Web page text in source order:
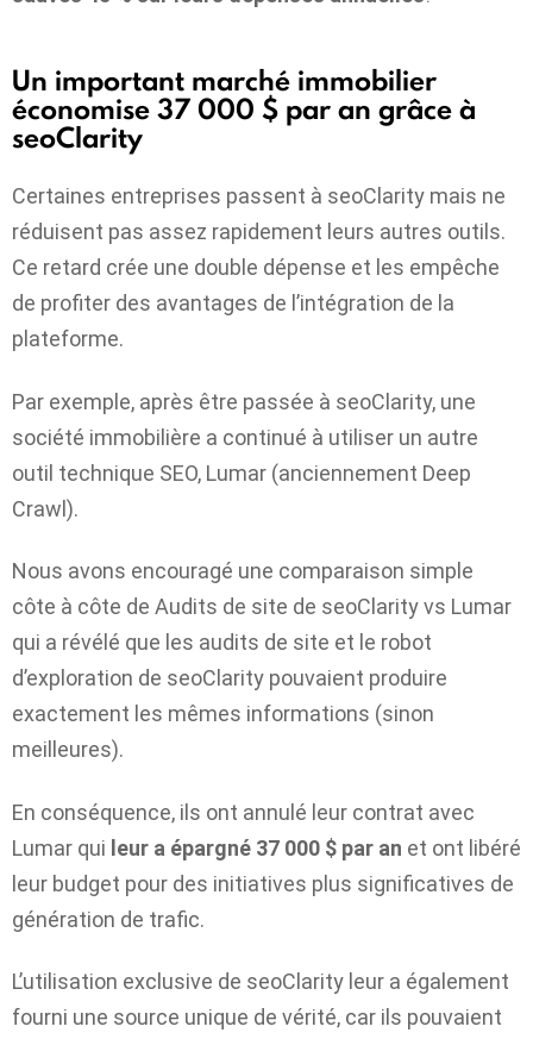
Un important marché immobilier
économise 37 000 $ par an grâce à
seoClarity
Certaines entreprises passent à seoClarity mais ne
réduisent pas assez rapidement leurs autres outils.
Ce retard crée une double dépense et les empêche
de profiter des avantages de l’intégration de la
plateforme.
Par exemple, après être passée à seoClarity, une
société immobilière a continué à utiliser un autre
outil technique SEO, Lumar (anciennement Deep
Crawl).
Nous avons encouragé une comparaison simple
côte à côte de Audits de site de seoClarityvs Lumar
qui a révélé que les audits de site et le robot
d’exploration de seoClarity pouvaient produire
exactement les mêmes informations (sinon
meilleures).
En conséquence, ils ont annulé leur contrat avec
Lumar qui leur a épargné 37 000 $ par an et ont libéré
leur budget pour des initiatives plus significatives de
génération de trafic.
L’utilisation exclusive de seoClarity leur a également
fourni une source unique de vérité, car ils pouvaient